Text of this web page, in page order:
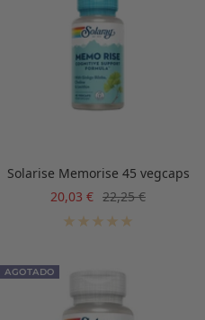
Solarise Memorise 45 vegcaps
Precio
20,03 € Precio
normal
22,25 €
AGOTADO